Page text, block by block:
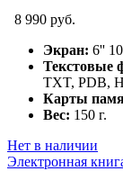
8 990 руб.
Экран: 6''
Текстовые
TXT, PDB,
Карты
Вес: 150 г.
Нет в наличии
Электронная